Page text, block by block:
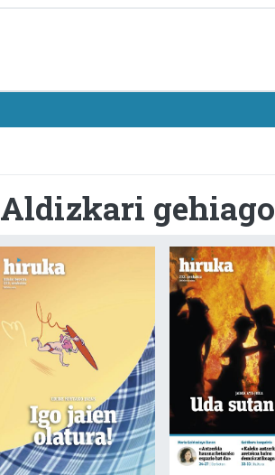
Aldizkari gehiago